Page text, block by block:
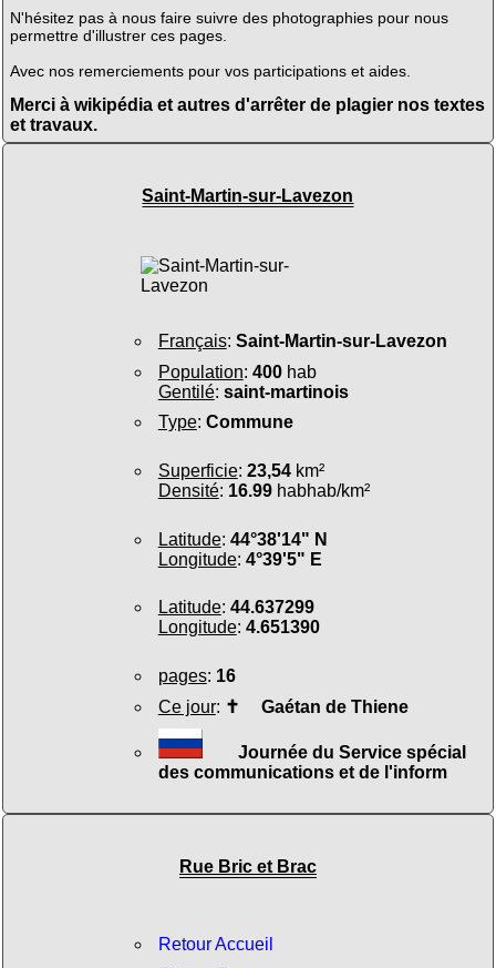
N'hésitez pas à nous faire suivre des photographies pour nous
permettre d'illustrer ces pages.
Avec nos remerciements pour vos participations et aides.
Merci à wikipédia et autres d'arrêter de plagier nos textes
et travaux.
Saint-Martin-sur-Lavezon
Français: Saint-Martin-sur-Lavezon
Population: 400hab
Gentilé: saint-martinois
Type: Commune
Superficie: 23,54km²
Densité: 16.99habhab/km²
Latitude: 44°38'14" N
Longitude: 4°39'5" E
Latitude: 44.637299
Longitude: 4.651390
pages: 16
Ce jour: ✝ Gaétan de Thiene
Journée du Service spécial
des communications et de l'inform
Rue Bric et Brac
Retour Accueil